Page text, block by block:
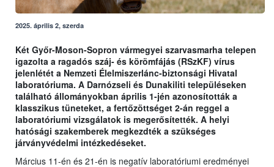
2025. április 2, szerda
Két Győr-Moson-Sopron vármegyei szarvasmarha telepen
igazolta a ragadós száj- és körömfájás (RSzKF) vírus
jelenlétét a Nemzeti Élelmiszerlánc-biztonsági Hivatal
laboratóriuma. A Darnózseli és Dunakiliti településeken
található állományokban április 1-jén azonosították a
klasszikus tüneteket, a fertőzöttséget 2-án reggel a
laboratóriumi vizsgálatok is megerősítették. A helyi
hatósági szakemberek megkezdték a szükséges
járványvédelmi intézkedéseket.
Március 11-én és 21-én is negatív laboratóriumi eredményei